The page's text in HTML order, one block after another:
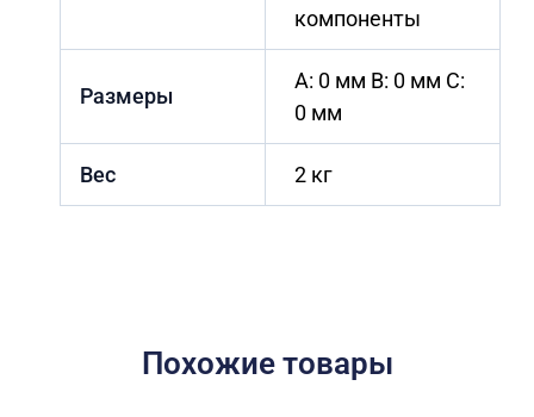
компоненты
Размеры
A: 0 мм B: 0 мм C:
0 мм
Вес 2 кг
Похожие товары